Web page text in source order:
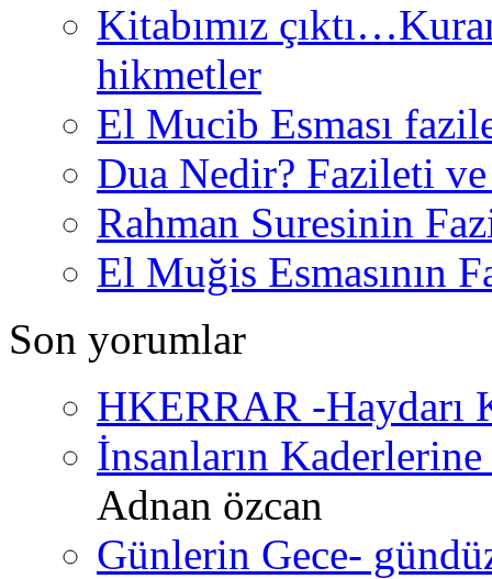
Kitabımız
hikmetler
El Mucib Esması
Dua Nedir? Fazileti
Rahman Suresinin
El Muğis Esmasının
Son yorumlar
HKERRAR -Haydarı
İnsanların
Adnan özcan
Günlerin Gece-